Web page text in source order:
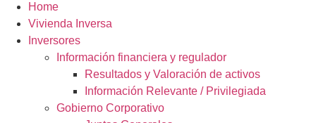
Home
Vivienda Inversa
Inversores
Información financiera y regulador
Resultados y Valoración de activos
Información Relevante / Privilegiada
Gobierno Corporativo